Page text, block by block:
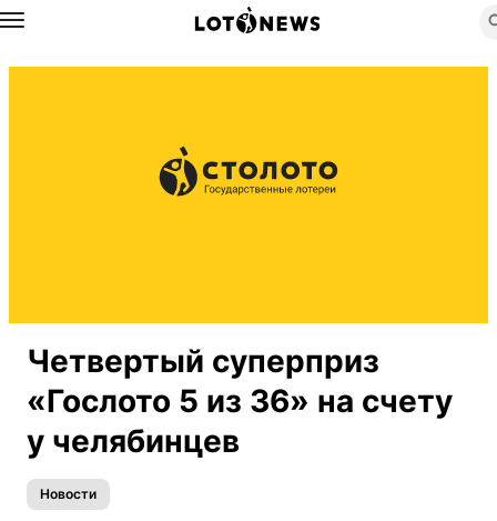
Назад
Четвертый суперприз
«Гослото 5 из 36» на счету
у челябинцев
Новости